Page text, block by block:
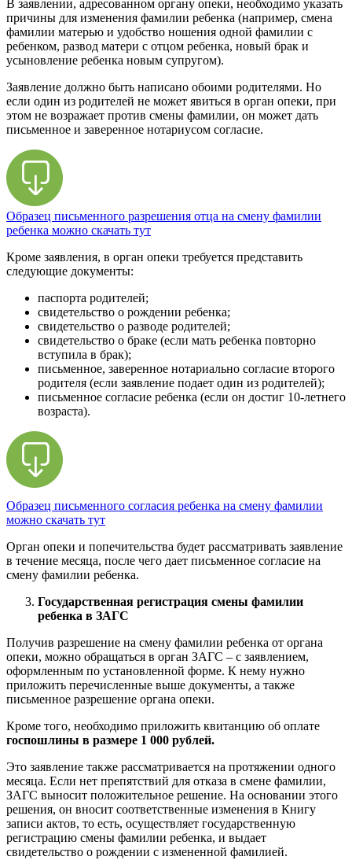
В заявлении, адресованном органу опеки, необходимо указать
причины для изменения фамилии ребенка (например, смена
фамилии матерью и удобство ношения одной фамилии с
ребенком, развод матери с отцом ребенка, новый брак и
усыновление ребенка новым супругом).
Заявление должно быть написано обоими родителями. Но
если один из родителей не может явиться в орган опеки, при
этом не возражает против смены фамилии, он может дать
письменное и заверенное нотариусом согласие.
Образец письменного разрешения отца на смену фамилии
ребенка можно скачать тут
Кроме заявления, в орган опеки требуется представить
следующие документы:
паспорта родителей;
свидетельство о рождении ребенка;
свидетельство о разводе родителей;
свидетельство о браке (если мать ребенка повторно
вступила в брак);
письменное, заверенное нотариально согласие второго
родителя (если заявление подает один из родителей);
письменное согласие ребенка (если он достиг 10-летнего
возраста).
Образец письменного согласия ребенка на смену фамилии
можно скачать тут
Орган опеки и попечительства будет рассматривать заявление
в течение месяца, после чего дает письменное согласие на
смену фамилии ребенка.
Государственная регистрация смены фамилии
ребенка в ЗАГС
Получив разрешение на смену фамилии ребенка от органа
опеки, можно обращаться в орган ЗАГС – с заявлением,
оформленным по установленной форме. К нему нужно
приложить перечисленные выше документы, а также
письменное разрешение органа опеки.
Кроме того, необходимо приложить квитанцию об оплате
госпошлины в размере 1 000 рублей.
Это заявление также рассматривается на протяжении одного
месяца. Если нет препятствий для отказа в смене фамилии,
ЗАГС выносит положительное решение. На основании этого
решения, он вносит соответственные изменения в Книгу
записи актов, то есть, осуществляет государственную
регистрацию смены фамилии ребенка, и выдает
свидетельство о рождении с измененной фамилией.